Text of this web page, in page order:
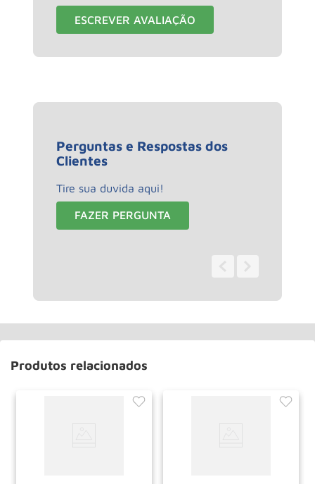
ESCREVER AVALIAÇÃO
Perguntas e Respostas dos
Clientes
Tire sua duvida aqui!
FAZER PERGUNTA
Produtos relacionados